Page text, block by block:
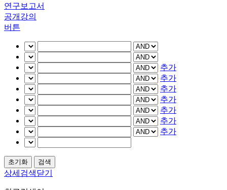
연구보고서
공개강의
버튼
추가
추가
추가
추가
추가
추가
추가
상세검색닫기